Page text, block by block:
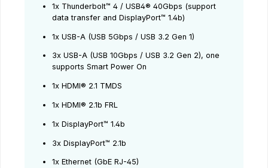
1x Thunderbolt™ 4 / USB4® 40Gbps (support
data transfer and DisplayPort™ 1.4b)
1x USB-A (USB 5Gbps / USB 3.2 Gen 1)
3x USB-A (USB 10Gbps / USB 3.2 Gen 2), one
supports Smart Power On
1x HDMI® 2.1 TMDS
1x HDMI® 2.1b FRL
1x DisplayPort™ 1.4b
3x DisplayPort™ 2.1b
1x Ethernet (GbE RJ-45)